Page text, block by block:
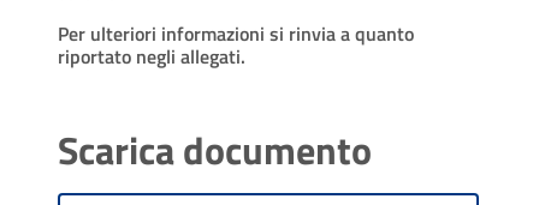
Per ulteriori informazioni si rinvia a quanto
riportato negli allegati.
Scarica documento